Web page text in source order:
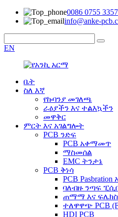
0086 0755
info@anke-
EN
ቤት
ስለ እኛ
የኩባንያ መገለጫ
ራዕያችን እና ተልእኳችን
መዋቅር
ምርት እና አገልግሎት
PCB ንድፍ
PCB አቀማመጥ
ማስመሰል
EMC ትንታኔ
PCB ቅነሳ
PCB
ባለብዙ ንጣፍ
ጠማማ እና
ተለዋዋጭ PCB
HDI PCB